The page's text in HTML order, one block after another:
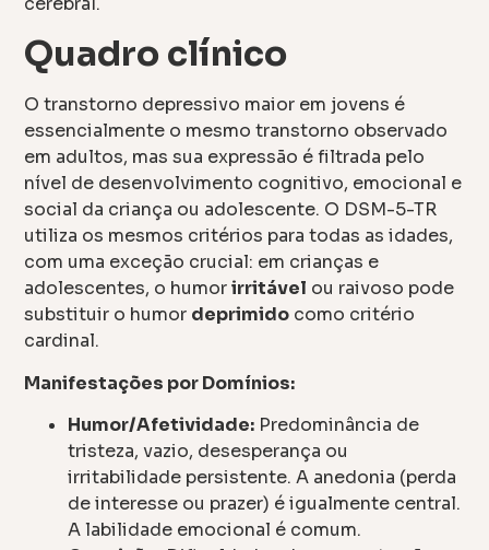
Quadro clínico
O transtorno depressivo maior em jovens é
essencialmente o mesmo transtorno observado
em adultos, mas sua expressão é filtrada pelo
nível de desenvolvimento cognitivo, emocional e
social da criança ou adolescente. O DSM-5-TR
utiliza os mesmos critérios para todas as idades,
com uma exceção crucial: em crianças e
adolescentes, o humorirritável ou raivoso pode
substituir o humor deprimido como critério
cardinal.
Manifestações por Domínios:
Humor/Afetividade: Predominância de
tristeza, vazio, desesperança ou
irritabilidade persistente. A anedonia (perda
de interesse ou prazer) é igualmente central.
A labilidade emocional é comum.